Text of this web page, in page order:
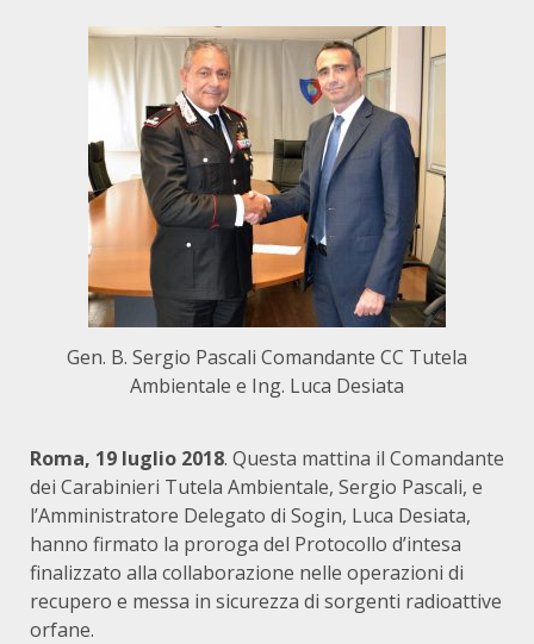
Gen. B. Sergio Pascali Comandante CC Tutela
Ambientale e Ing. Luca Desiata
Roma, 19 luglio 2018. Questa mattina il Comandante
dei Carabinieri Tutela Ambientale, Sergio Pascali, e
l’Amministratore Delegato di Sogin, Luca Desiata,
hanno firmato la proroga del Protocollo d’intesa
finalizzato alla collaborazione nelle operazioni di
recupero e messa in sicurezza di sorgenti radioattive
orfane.